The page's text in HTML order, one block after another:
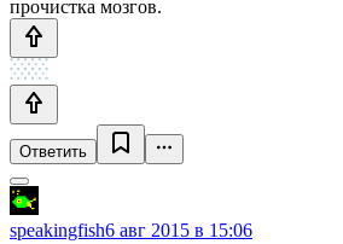
прочистка мозгов.
Ответить
speakingfish6 авг 2015 в 15:06